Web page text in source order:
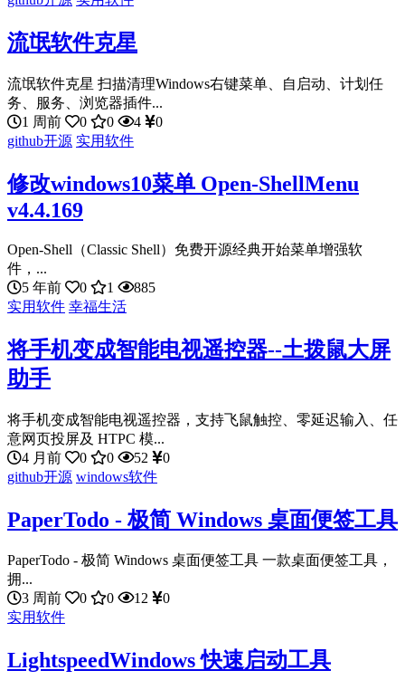
流氓软件克星
流氓软件克星 扫描清理Windows右键菜单、自启动、计划任
务、服务、浏览器插件...
1 周前
0 0 4
0
github开源 实用软件
修改windows10菜单 Open-ShellMenu
v4.4.169
Open-Shell（Classic Shell）免费开源经典开始菜单增强软
件，...
5 年前
0 1
885
实用软件 幸福生活
将手机变成智能电视遥控器--土拨鼠大屏
助手
将手机变成智能电视遥控器，支持飞鼠触控、零延迟输入、任
意网页投屏及 HTPC 模...
4 月前
0 0 52
0
github开源 windows软件
PaperTodo - 极简 Windows 桌面便签工具
PaperTodo - 极简 Windows 桌面便签工具 一款桌面便签工具，
拥...
3 周前
0 0 12
0
实用软件
LightspeedWindows 快速启动工具